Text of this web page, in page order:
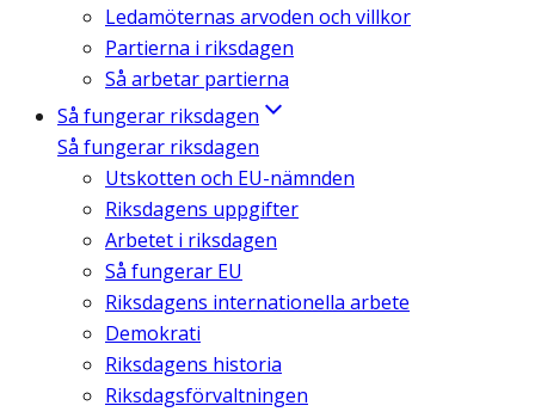
Ledamöternas arvoden och villkor
Partierna i riksdagen
Så arbetar partierna
Så fungerar riksdagen
Så fungerar riksdagen
Utskotten och EU-nämnden
Riksdagens uppgifter
Arbetet i riksdagen
Så fungerar EU
Riksdagens internationella arbete
Demokrati
Riksdagens historia
Riksdagsförvaltningen